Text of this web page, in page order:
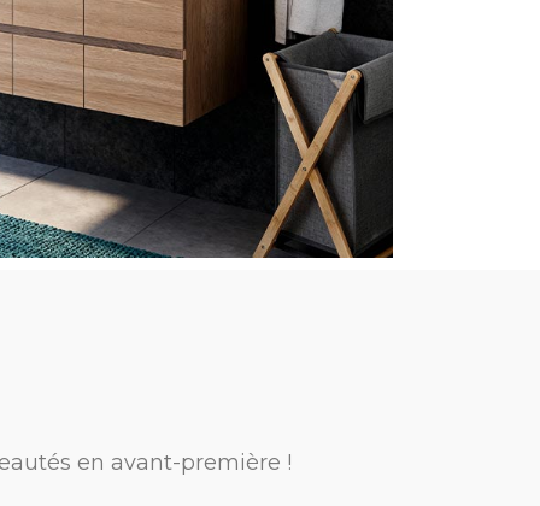
en avant-première !